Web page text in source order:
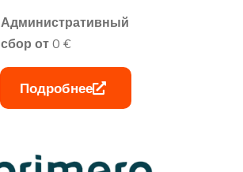
Административный
сбор от 0 €
Подробнее